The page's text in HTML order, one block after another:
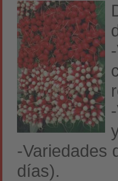
-Variedades
días).